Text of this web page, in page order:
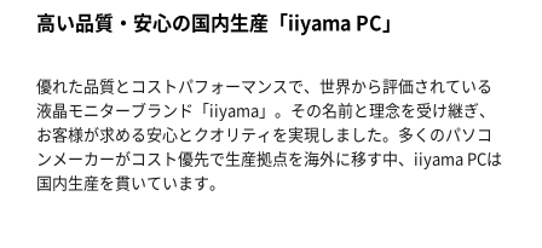
高い品質・安心の国内生産「iiyama PC」
優れた品質とコストパフォーマンスで、世界から評価されている
液晶モニターブランド「iiyama」。その名前と理念を受け継ぎ、
お客様が求める安心とクオリティを実現しました。多くのパソコ
ンメーカーがコスト優先で生産拠点を海外に移す中、iiyama PCは
国内生産を貫いています。